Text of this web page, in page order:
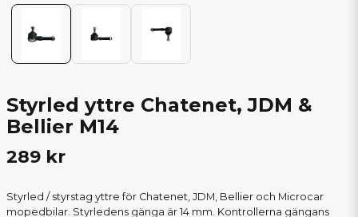
Styrled yttre Chatenet, JDM &
Bellier M14
289 kr
Styrled / styrstag yttre för Chatenet, JDM, Bellier och Microcar
mopedbilar. Styrledens gänga är 14 mm. Kontrollerna gängans